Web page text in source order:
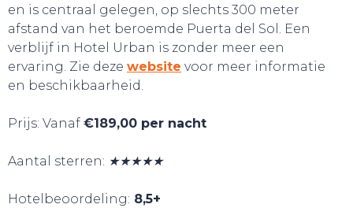
en is centraal gelegen, op slechts 300 meter
afstand van het beroemde Puerta del Sol. Een
verblijf in Hotel Urban is zonder meer een
ervaring. Zie deze website voor meer informatie
en beschikbaarheid.
Prijs: Vanaf €189,00 per nacht
Aantal sterren: ★★★★★
Hotelbeoordeling: 8,5+